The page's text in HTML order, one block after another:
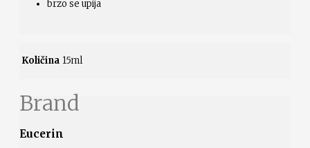
brzo se upija
Količina 15ml
Brand
Eucerin